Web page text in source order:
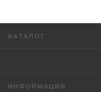
КАТАЛОГ
ИНФОРМАЦИЯ